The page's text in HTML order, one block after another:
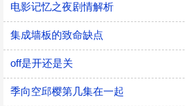
电影记忆之夜剧情解析
集成墙板的致命缺点
off是开还是关
季向空邱樱第几集在一起